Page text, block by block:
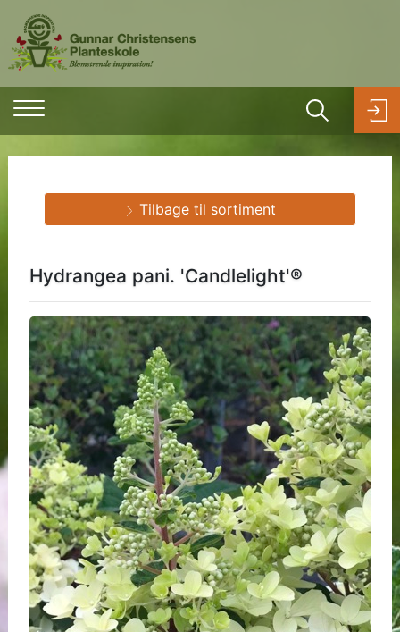
Hydrangea pani. 'Candlelight'®
Tilbage til sortiment